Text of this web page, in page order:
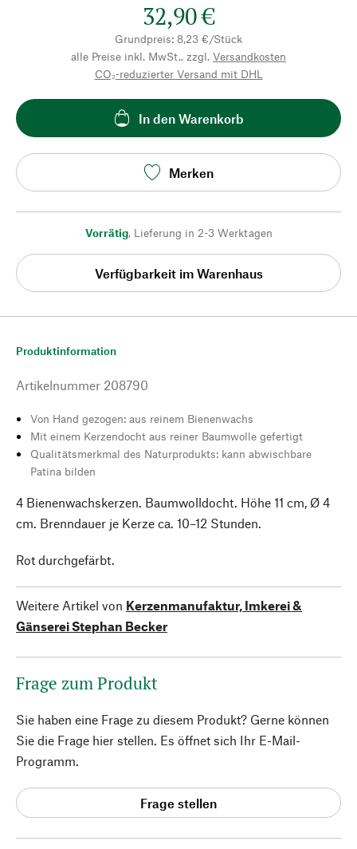
32,90 €
Grundpreis: 8,23 €/Stück
alle Preise inkl. MwSt., zzgl. Versandkosten
CO₂-reduzierter Versand mit DHL
In den Warenkorb
Merken
Vorrätig, Lieferung in 2-3 Werktagen
Verfügbarkeit im Warenhaus
Produktinformation
Artikelnummer 208790
Von Hand gezogen: aus reinem Bienenwachs
Mit einem Kerzendocht aus reiner Baumwolle gefertigt
Qualitätsmerkmal des Naturprodukts: kann abwischbare
Patina bilden
4 Bienenwachskerzen. Baumwolldocht. Höhe 11 cm, Ø 4
cm. Brenndauer je Kerze ca. 10–12 Stunden.
Rot durchgefärbt.
Weitere Artikel von Kerzenmanufaktur, Imkerei &
Gänserei Stephan Becker
Frage zum Produkt
Sie haben eine Frage zu diesem Produkt? Gerne können
Sie die Frage hier stellen. Es öffnet sich Ihr E-Mail-
Programm.
Frage stellen